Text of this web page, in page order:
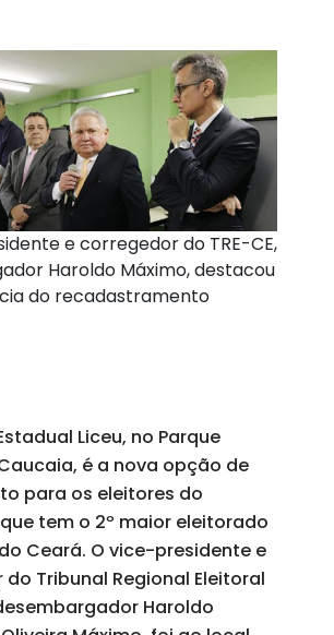
e corregedor do TRE-CE,
Haroldo Máximo, destacou
do recadastramento
Liceu, no Parque
é a nova opção de
para os eleitores do
tem o 2º maior eleitorado
Ceará. O vice-presidente e
Tribunal Regional Eleitoral
Haroldo